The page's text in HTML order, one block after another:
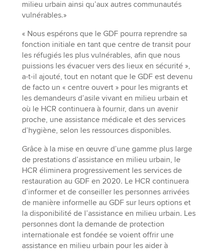
milieu urbain ainsi qu’aux autres communautés
vulnérables.»
« Nous espérons que le GDF pourra reprendre sa
fonction initiale en tant que centre de transit pour
les réfugiés les plus vulnérables, afin que nous
puissions les évacuer vers des lieux en sécurité »,
a-t-il ajouté, tout en notant que le GDF est devenu
de facto un « centre ouvert » pour les migrants et
les demandeurs d’asile vivant en milieu urbain et
où le HCR continuera à fournir, dans un avenir
proche, une assistance médicale et des services
d’hygiène, selon les ressources disponibles.
Grâce à la mise en œuvre d’une gamme plus large
de prestations d’assistance en milieu urbain, le
HCR éliminera progressivement les services de
restauration au GDF en 2020. Le HCR continuera
d’informer et de conseiller les personnes arrivées
de manière informelle au GDF sur leurs options et
la disponibilité de l’assistance en milieu urbain. Les
personnes dont la demande de protection
internationale est fondée se voient offrir une
assistance en milieu urbain pour les aider à